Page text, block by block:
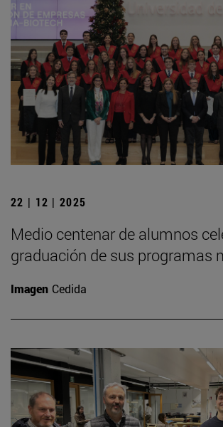
22 | 12 | 2025
Medio centenar de alumnos
graduación de sus programas
Imagen Cedida